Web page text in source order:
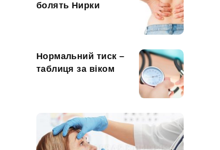
болять Нирки
Нормальний тиск –
таблиця за віком